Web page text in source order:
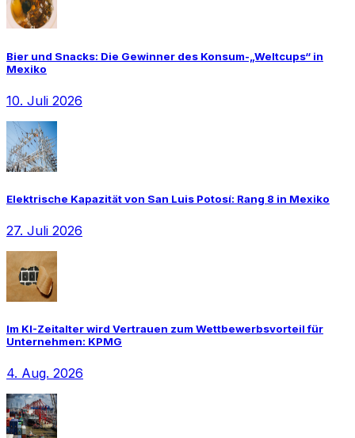
Bier und Snacks: Die Gewinner des Konsum-„Weltcups“ in
Mexiko
10. Juli 2026
Elektrische Kapazität von San Luis Potosí: Rang 8 in Mexiko
27. Juli 2026
Im KI-Zeitalter wird Vertrauen zum Wettbewerbsvorteil für
Unternehmen: KPMG
4. Aug. 2026